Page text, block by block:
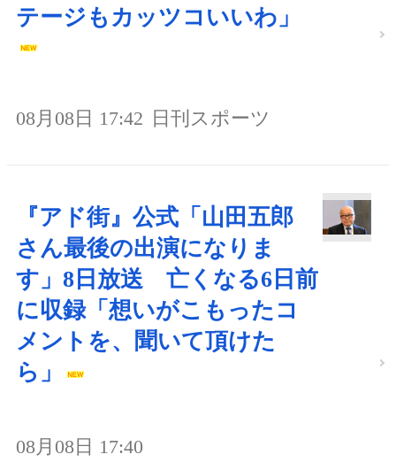
テージもカッツコいいわ」
08月08日 17:42 日刊スポーツ
『アド街』公式「山田五郎
さん最後の出演になりま
す」8日放送 亡くなる6日前
に収録「想いがこもったコ
メントを、聞いて頂けた
ら」
08月08日 17:40